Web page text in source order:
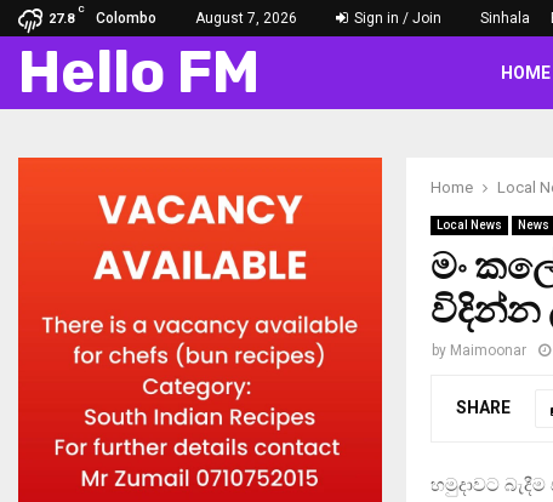
27.8
C
Colombo August 7, 2026 Sign in / Join Sinhala
Hello FM HOME
Home Local
Local News News
මං
විදින්න
by Maimoonar
SHARE
හමුදාවට